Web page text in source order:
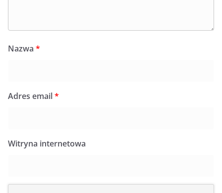
Nazwa *
Adres email*
Witryna internetowa